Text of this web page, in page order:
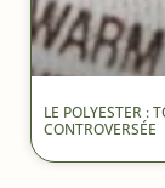
LE POLYESTER :
CONTROVERSÉE